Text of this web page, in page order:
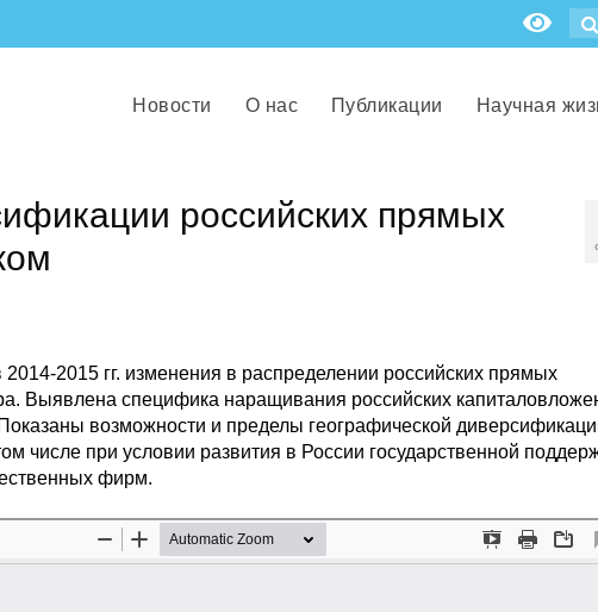
Новости О нас Публикации Научная
российских прямых
2015 гг. изменения в распределении российских прямых
Выявлена специфика наращивания российских
возможности и пределы географической
числе при условии развития в России государственной
фирм.